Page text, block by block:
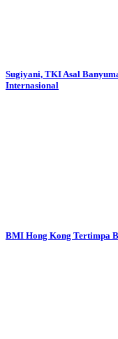
Sugiyani, TKI Asal
Internasional
BMI Hong Kong Tertimpa